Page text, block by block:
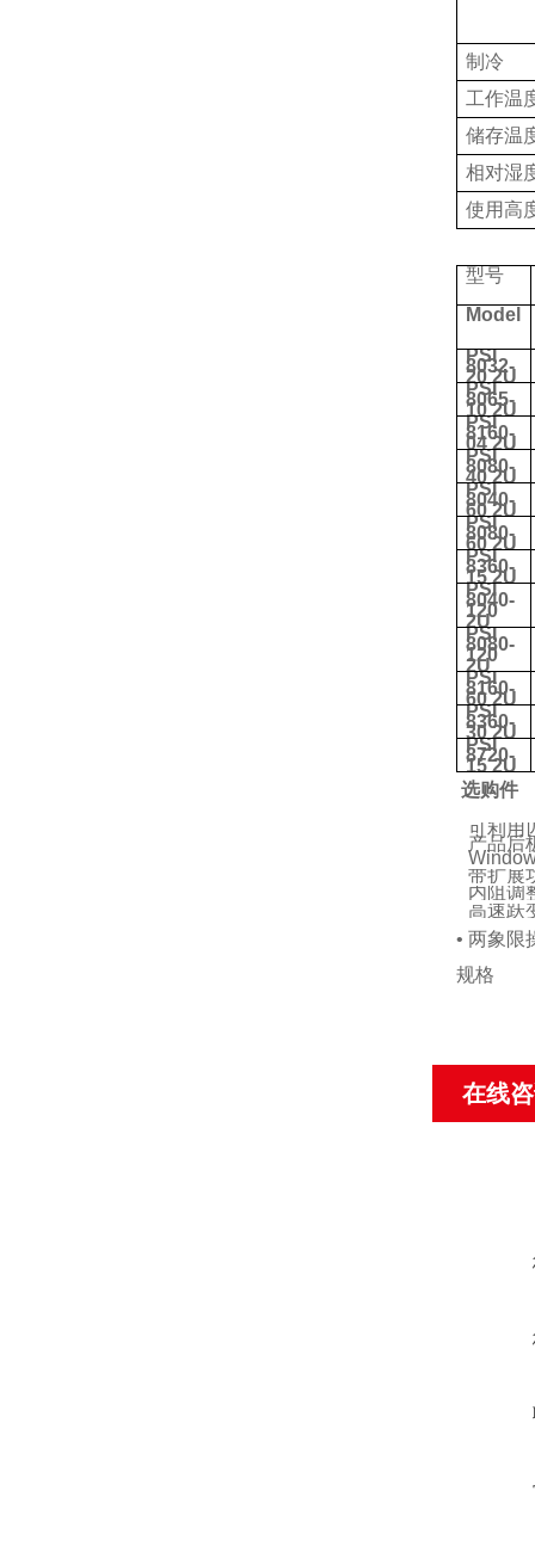
制冷
工作温
储存温
相对湿
使用高
型号
Model
PSI
8032-
20 2U
PSI
8065-
10 2U
PSI
8160-
04 2U
PSI
8080-
40 2U
PSI
8040-
60 2U
PSI
8080-
60 2U
PSI
8360-
15 2U
PSI
8040-
120
2U
PSI
8080-
120
2U
PSI
8160-
60 2U
PSI
8360-
30 2U
PSI
8720-
15 2U
选购件
可利用
产品后
带扩展
内阻调
高速跃
• 两象限
规格
在线